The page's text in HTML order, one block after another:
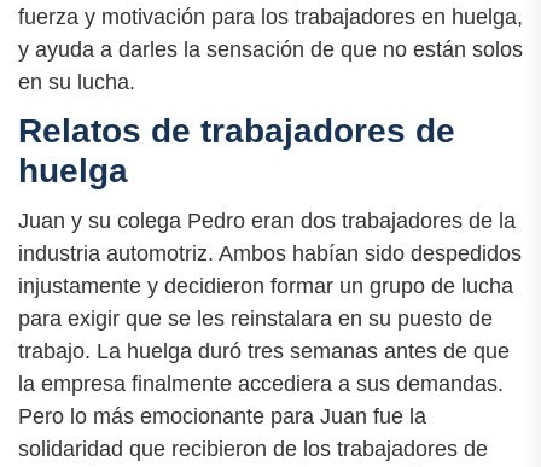
fuerza y motivación para los trabajadores en huelga,
y ayuda a darles la sensación de que no están solos
en su lucha.
Relatos de trabajadores de
huelga
Juan y su colega Pedro eran dos trabajadores de la
industria automotriz. Ambos habían sido despedidos
injustamente y decidieron formar un grupo de lucha
para exigir que se les reinstalara en su puesto de
trabajo. La huelga duró tres semanas antes de que
la empresa finalmente accediera a sus demandas.
Pero lo más emocionante para Juan fue la
solidaridad que recibieron de los trabajadores de